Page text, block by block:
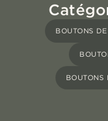
BOUTONS
BOUTONS